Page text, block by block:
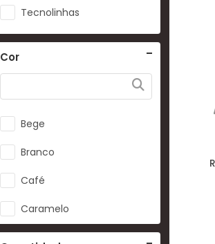
Tecnolinhas
Cor
Bege
Branco
Café
Caramelo
Caramelo 70x70cm